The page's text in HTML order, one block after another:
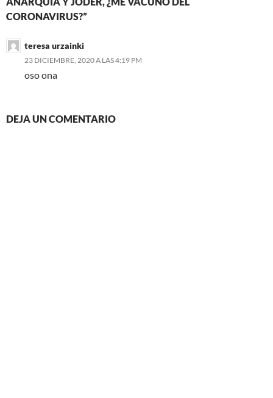
CORONAVIRUS?”
teresa urzainki
23 DICIEMBRE, 2020 A LAS 4:19 PM
oso ona
DEJA UN COMENTARIO